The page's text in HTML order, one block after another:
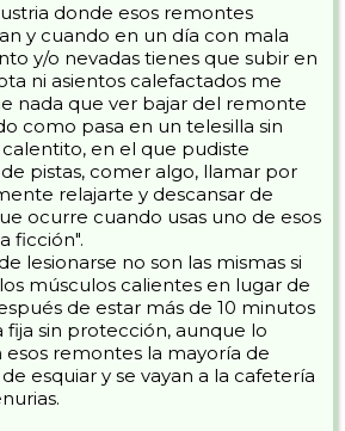
donde esos remontes
y cuando en un día con mala
y/o nevadas tienes que subir en
ni asientos calefactados me
nada que ver bajar del remonte
como pasa en un telesilla sin
en el que pudiste
pistas, comer algo, llamar por
relajarte y descansar de
ocurre cuando usas uno de esos
ficción".
lesionarse no son las mismas si
músculos calientes en lugar de
de estar más de 10 minutos
fija sin protección, aunque lo
remontes la mayoría de
esquiar y se vayan a la cafetería